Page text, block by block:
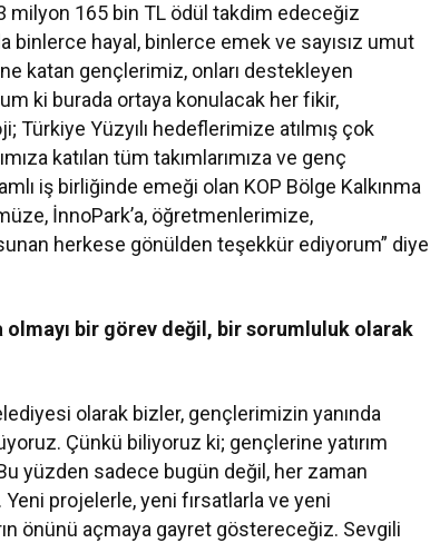
milyon 165 bin TL ödül takdim edeceğiz
binlerce hayal, binlerce emek ve sayısız umut
katan gençlerimiz, onları destekleyen
ki burada ortaya konulacak her fikir,
Yüzyılı hedeflerimize atılmış çok
katılan tüm takımlarımıza ve genç
iş birliğinde emeği olan KOP Bölge Kalkınma
İnnoPark’a, öğretmenlerimize,
herkese gönülden teşekkür ediyorum” diye
olmayı bir görev değil, bir sorumluluk olarak
olarak bizler, gençlerimizin yanında
Çünkü biliyoruz ki; gençlerine yatırım
yüzden sadece bugün değil, her zaman
projelerle, yeni fırsatlarla ve yeni
önünü açmaya gayret göstereceğiz. Sevgili